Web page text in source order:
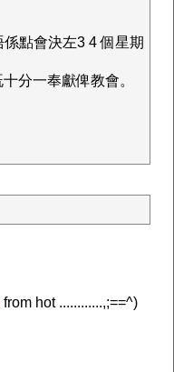
點會決左3 4 個星期
分一奉獻俾教會。
from hot ............,;==^)